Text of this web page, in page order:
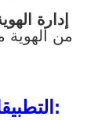
إدارة
من
6. التطبيقات المتقدمة للسيارات: